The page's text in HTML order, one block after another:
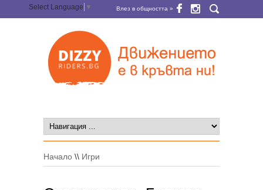
Select Language ▼ Влез в общността »
Начало \\ Игри